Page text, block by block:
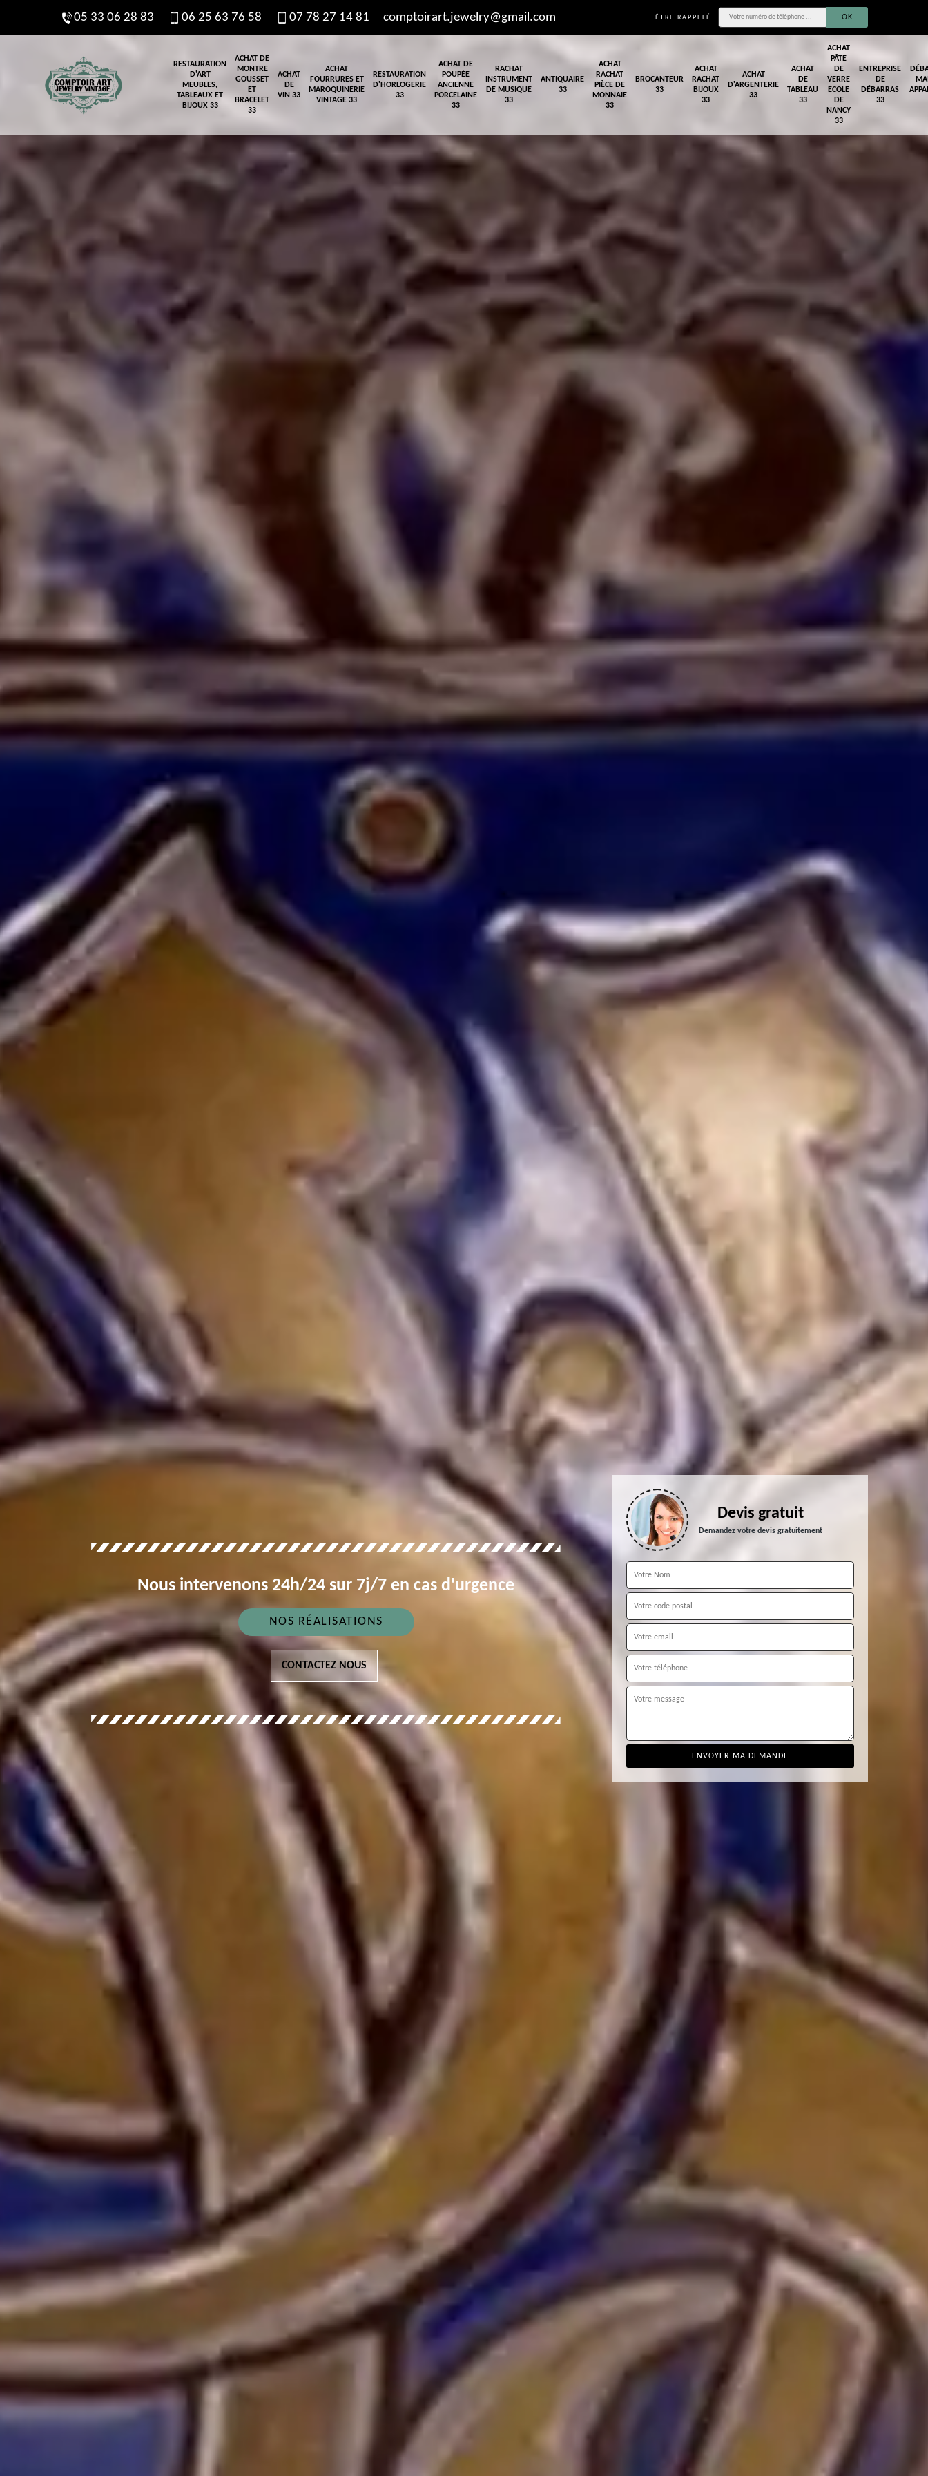
05 33 06 28 83 06 25 63 76 58 07 78 27 14 81 comptoirart.jewelry@gmail.com ÊTRE RAPPELÉ
RESTAURATION
D'ART
MEUBLES,
TABLEAUX ET
BIJOUX 33
ACHAT DE
MONTRE
GOUSSET
ET
BRACELET
33
ACHAT
DE
VIN 33
ACHAT
FOURRURES ET
MAROQUINERIE
VINTAGE 33
RESTAURATION
D'HORLOGERIE
33
ACHAT DE
POUPÉE
ANCIENNE
PORCELAINE
33
RACHAT
INSTRUMENT
DE MUSIQUE
33
ANTIQUAIRE
33
ACHAT
RACHAT
PIÈCE DE
MONNAIE
33
BROCANTEUR
33
ACHAT
RACHAT
BIJOUX
33
ACHAT
D'ARGENTERIE
33
ACHAT
DE
TABLEAU
33
ACHAT
PÂTE
DE
VERRE
ECOLE
DE
NANCY
33
ENTREPRISE
DE
DÉBARRAS
33
Nous intervenons 24h/24 sur 7j/7 en cas d'urgence
NOS RÉALISATIONS
CONTACTEZ NOUS
Devis gratuit
Demandez votre devis gratuitement